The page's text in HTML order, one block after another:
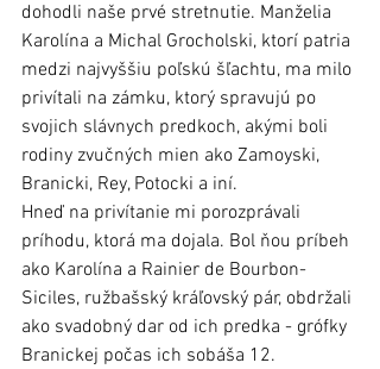
dohodli naše prvé stretnutie. Manželia
Karolína a Michal Grocholski, ktorí patria
medzi najvyššiu poľskú šľachtu, ma milo
privítali na zámku, ktorý spravujú po
svojich slávnych predkoch, akými boli
rodiny zvučných mien ako Zamoyski,
Branicki, Rey, Potocki a iní.
Hneď na privítanie mi porozprávali
príhodu, ktorá ma dojala. Bol ňou príbeh
ako Karolína a Rainier de Bourbon-
Siciles, ružbašský kráľovský pár, obdržali
ako svadobný dar od ich predka - grófky
Branickej počas ich sobáša 12.